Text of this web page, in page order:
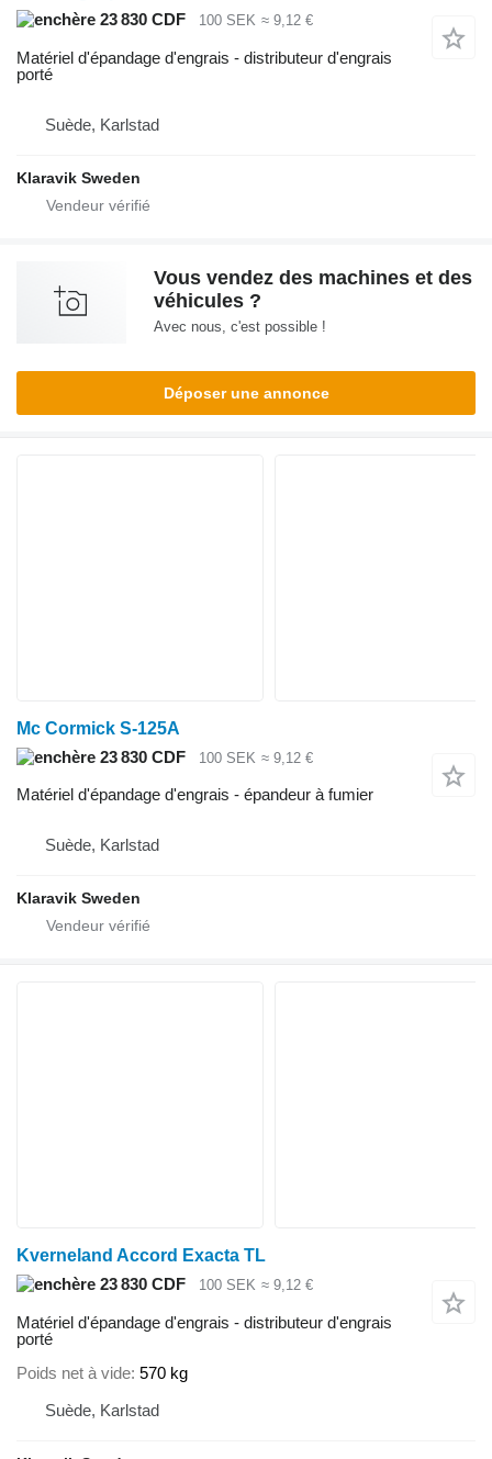
23 830 CDF
100 SEK ≈ 9,12 €
Matériel d'épandage d'engrais - distributeur d'engrais
porté
Suède, Karlstad
Klaravik Sweden
Vous vendez des machines et des
véhicules ?
Avec nous, c'est possible !
Déposer une annonce
Mc Cormick S-125A
23 830 CDF
100 SEK ≈ 9,12 €
Matériel d'épandage d'engrais - épandeur à fumier
Suède, Karlstad
Klaravik Sweden
Kverneland Accord Exacta TL
23 830 CDF
100 SEK ≈ 9,12 €
Matériel d'épandage d'engrais - distributeur d'engrais
porté
Poids net à vide 570 kg
Suède, Karlstad